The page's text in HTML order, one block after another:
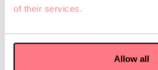
of their services.
Allow all
3. Cookies und Targeting
Cookies sind Textdateien, die lokal
Webseite an den Webserver